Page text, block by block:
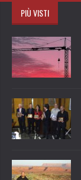
PIÙ VISTI